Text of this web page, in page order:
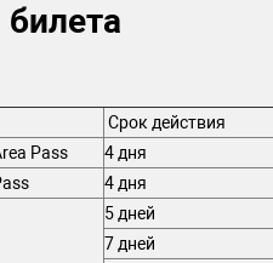
Срок действия
Pass
4 дня
4 дня
5 дней
7 дней